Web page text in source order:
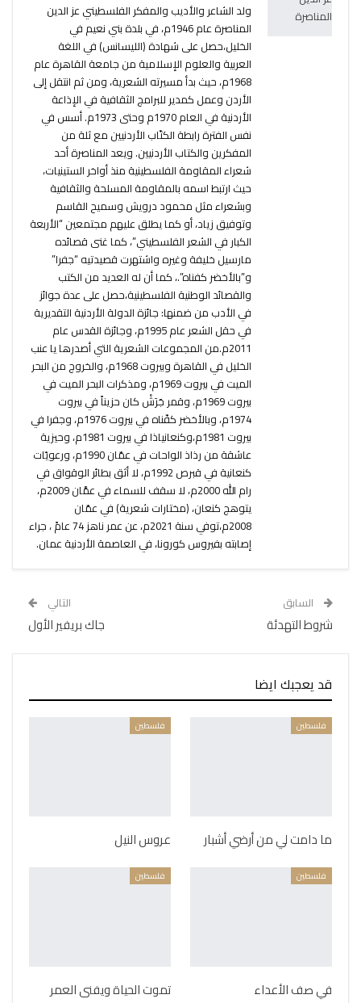
ولد الشاعر والأديب والمفكر الفلسطيني عز الدين
المناصرة عام 1946م، في بلدة بني نعيم في
الخليل،حصل على شهادة (الليسانس) في اللغة
العربية والعلوم الإسلامية من جامعة القاهرة عام
1968م، حيث بدأ مسيرته الشعرية، ومن ثم انتقل إلى
الأردن وعمل كمدير للبرامج الثقافية في الإذاعة
الأردنية في العام 1970م وحتى 1973م. أسس في
نفس الفترة رابطة الكتّاب الأردنيين مع ثلة من
المفكرين والكتاب الأردنيين. ويعد المناصرة أحد
شعراء المقاومة الفلسطينية منذ أواخر الستينيات،
حيث ارتبط اسمه بالمقاومة المسلحة والثقافية
وبشعراء مثل محمود درويش وسميح القاسم
وتوفيق زياد، أو كما يطلق عليهم مجتمعين “الأربعة
الكبار في الشعر الفلسطيني”، كما غنى قصائده
مارسيل خليفة وغيره واشتهرت قصيدتيه “جفرا”
و”بالأخضر كفناه”.، كما أن له العديد من الكتب
والقصائد الوطنية الفلسطينية،حصل على عدة جوائز
في الأدب من ضمنها: جائزة الدولة الأردنية التقديرية
في حقل الشعر عام 1995م، وجائزة القدس عام
2011م.من المجموعات الشعرية التي أصدرها يا عنب
الخليل في القاهرة وبيروت 1968م، والخروج من البحر
الميت في بيروت 1969م، ومذكرات البحر الميت في
بيروت 1969م، وقمر جَرَشْ كان حزيناً في بيروت
1974م، وبالأخضر كفّناه في بيروت 1976م، وجفرا في
بيروت 1981م،وكنعانياذا في بيروت 1981م، وحيزية
عاشقة من رذاذ الواحات في عمّان 1990م، ورعويّات
كنعانية في قبرص 1992م، لا أثق بطائر الوقواق في
رام الله 2000م، لا سقف للسماء في عمَّان 2009م،
يتوهج كنعان، (مختارات شعرية) في عمّان
2008م،توفي سنة 2021م، عن عمر ناهز 74 عامً ، جراء
إصابته بفيروس كورونا، في العاصمة الأردنية عمان.
السابق
شروط التهدئة
التالي
جاك بريفير الأول
قد يعجبك ايضا
فلسطين
ما دامت لي من أرضي أشبار
فلسطين
عروس النيل
فلسطين
في صف الأعداء
فلسطين
تموت الحياة ويفنى العمر